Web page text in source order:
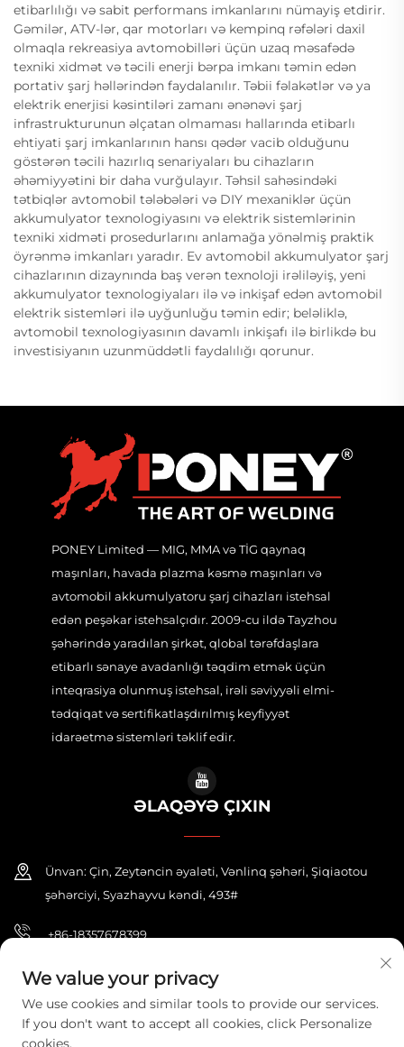
etibarlılığı və sabit performans imkanlarını nümayiş etdirir.
Gəmilər, ATV-lər, qar motorları və kempinq rəfələri daxil
olmaqla rekreasiya avtomobilləri üçün uzaq məsafədə
texniki xidmət və təcili enerji bərpa imkanı təmin edən
portativ şarj həllərindən faydalanılır. Təbii fəlakətlər və ya
elektrik enerjisi kəsintiləri zamanı ənənəvi şarj
infrastrukturunun əlçatan olmaması hallarında etibarlı
ehtiyati şarj imkanlarının hansı qədər vacib olduğunu
göstərən təcili hazırlıq senariyaları bu cihazların
əhəmiyyətini bir daha vurğulayır. Təhsil sahəsindəki
tətbiqlər avtomobil tələbələri və DIY mexaniklər üçün
akkumulyator texnologiyasını və elektrik sistemlərinin
texniki xidməti prosedurlarını anlamağa yönəlmiş praktik
öyrənmə imkanları yaradır. Ev avtomobil akkumulyator şarj
cihazlarının dizaynında baş verən texnoloji irəliləyiş, yeni
akkumulyator texnologiyaları ilə və inkişaf edən avtomobil
elektrik sistemləri ilə uyğunluğu təmin edir; beləliklə,
avtomobil texnologiyasının davamlı inkişafı ilə birlikdə bu
investisiyanın uzunmüddətli faydalılığı qorunur.
PONEY Limited — MIG, MMA və TİG qaynaq
maşınları, havada plazma kəsmə maşınları və
avtomobil akkumulyatoru şarj cihazları istehsal
edən peşəkar istehsalçıdır. 2009-cu ildə Tayzhou
şəhərində yaradılan şirkət, qlobal tərəfdaşlara
etibarlı sənaye avadanlığı təqdim etmək üçün
inteqrasiya olunmuş istehsal, irəli səviyyəli elmi-
tədqiqat və sertifikatlaşdırılmış keyfiyyət
idarəetmə sistemləri təklif edir.
ƏLAQƏYƏ ÇIXIN
Ünvan: Çin, Zeytəncin əyaləti, Vənlinq şəhəri, Şiqiaotou
şəhərciyi, Syazhayvu kəndi, 493#
+86-18357678399
[email protected]
We value your privacy
We use cookies and similar tools to provide our services.
If you don't want to accept all cookies, click Personalize
cookies.